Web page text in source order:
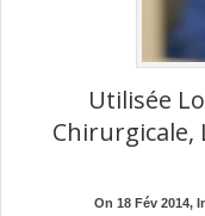
Utilisée
Chirurgicale,
On 18 Fév 2014,